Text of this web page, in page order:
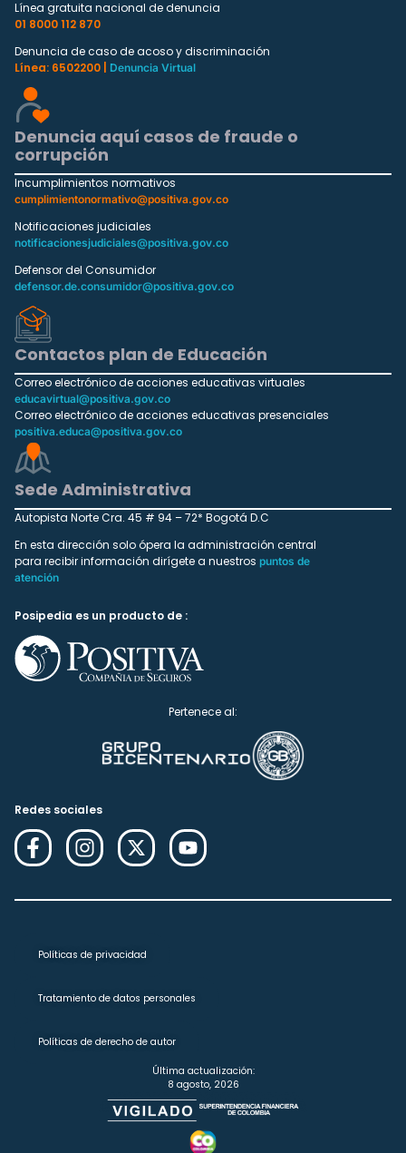
Línea gratuita nacional de denuncia
01 8000 112 870
Denuncia de caso de acoso y discriminación
Línea: 6502200 |
Denuncia Virtual
Denuncia aquí casos de fraude o
corrupción
Incumplimientos normativos
cumplimientonormativo@positiva.gov.co
Notificaciones judiciales
notificacionesjudiciales@positiva.gov.co
Defensor del Consumidor
defensor.de.consumidor@positiva.gov.co
Contactos plan de Educación
Correo electrónico de acciones educativas virtuales
educavirtual@positiva.gov.co
Correo electrónico de acciones educativas presenciales
positiva.educa@positiva.gov.co
Sede Administrativa
Autopista Norte Cra. 45 # 94 – 72* Bogotá D.C
En esta dirección solo ópera la administración central
para recibir información dirígete a nuestros puntos de
atención
Posipedia es un producto de :
Pertenece al:
Redes sociales
Políticas de privacidad
Tratamiento de datos personales
Políticas de derecho de autor
Última actualización:
8 agosto, 2026